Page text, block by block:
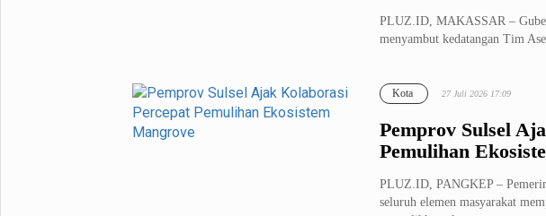
PLUZ.ID, MAKASSAR –
menyambut kedatangan Tim
Pemprov Sulsel
Pemulihan
Kota 27 Juli 2026 17:09
PLUZ.ID, PANGKEP –
seluruh elemen masyarakat